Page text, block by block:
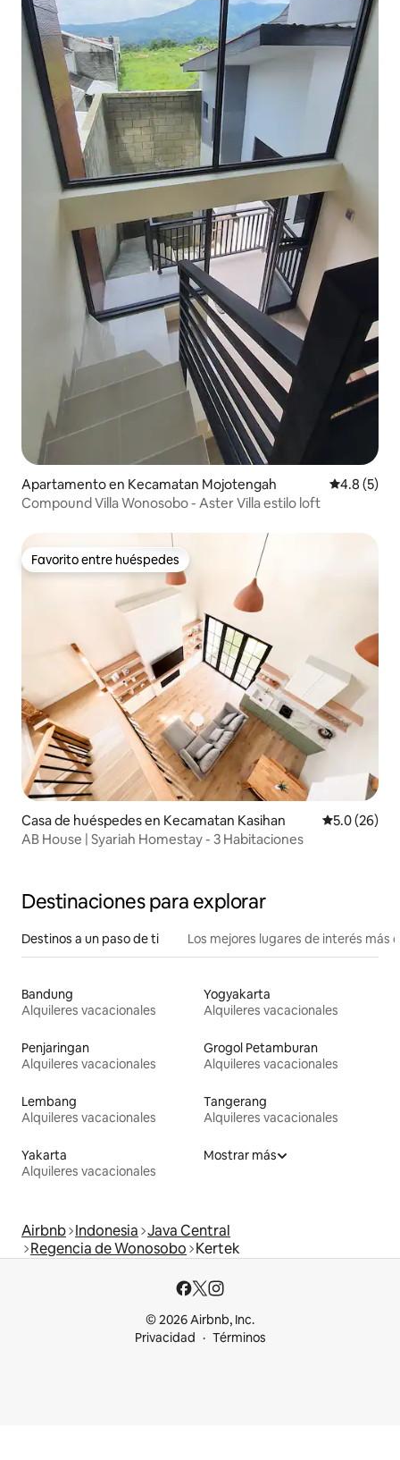
Apartamento en Kecamatan Mojotengah
4.8 (5)
Compound Villa Wonosobo - Aster Villa estilo loft
Favorito entre huéspedes
Favorito entre huéspedes
Casa de huéspedes en Kecamatan Kasihan Calificación
5.0 (26)
AB House | Syariah Homestay - 3 Habitaciones
Destinaciones para explorar
Destinos a un paso de ti Los mejores lugares de interés más
Bandung
Alquileres vacacionales
Yogyakarta
Alquileres vacacionales
Penjaringan
Alquileres vacacionales
Grogol Petamburan
Alquileres vacacionales
Lembang
Alquileres vacacionales
Tangerang
Alquileres vacacionales
Yakarta
Alquileres vacacionales
Mostrar más
Airbnb Indonesia Java Central
Regencia de Wonosobo Kertek
© 2026 Airbnb, Inc.
Privacidad
Términos